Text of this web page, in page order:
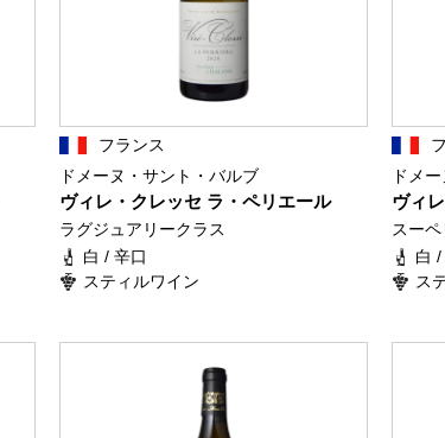
フランス
ドメーヌ・サント・バルブ
ヴィレ・クレッセ ラ・ペリエール
ラグジュアリークラス
白 / 辛口
スティルワイン
ドメ
ヴィ
スー
白 /
ス